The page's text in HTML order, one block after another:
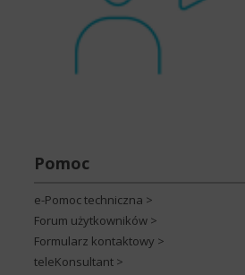
Pomoc
e-Pomoc techniczna >
Forum użytkowników >
Formularz kontaktowy >
teleKonsultant >